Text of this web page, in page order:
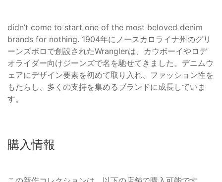
didn’t come to start one of the most beloved denim
brands for nothing. 1904年にノースカロライナ州のグリ
ーンズボロで創設されたWranglerは、カウボーイやロデ
オライダー向けジーンズで名を馳せてきました。デニムウ
ェアにデザイン要素を初めて取り入れ、ファッション性を
もたらし、多くの支持を集めるブランドに成長していま
す。
購入情報